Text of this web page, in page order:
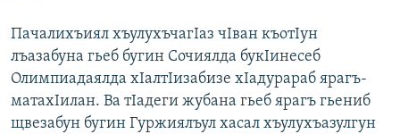
Пачалихъиял хъулухъчагIаз чIван къотIун
лъазабуна гьеб бугин Сочиялда букIинесеб
Олимпиадаялда хIалтIизабизе хIадурараб ярагъ-
матахIилан. Ва тIадеги жубана гьеб ярагъ гьениб
щвезабун бугин Гуржиялъул хасал хъулухъазулгун